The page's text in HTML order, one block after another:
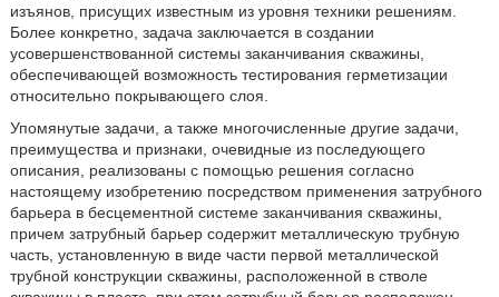
изъянов, присущих известным из уровня техники решениям.
Более конкретно, задача заключается в создании
усовершенствованной системы заканчивания скважины,
обеспечивающей возможность тестирования герметизации
относительно покрывающего слоя.
Упомянутые задачи, а также многочисленные другие задачи,
преимущества и признаки, очевидные из последующего
описания, реализованы с помощью решения согласно
настоящему изобретению посредством применения затрубного
барьера в бесцементной системе заканчивания скважины,
причем затрубный барьер содержит металлическую трубную
часть, установленную в виде части первой металлической
трубной конструкции скважины, расположенной в стволе